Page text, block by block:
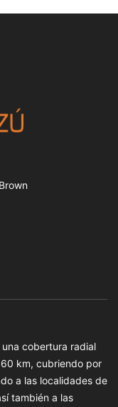
una cobertura radial
km, cubriendo por
a las localidades de
también a las